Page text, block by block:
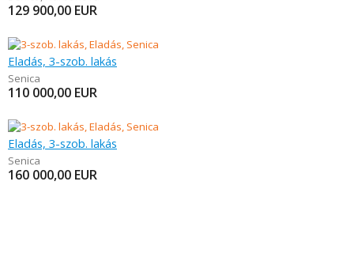
129 900,00 EUR
Eladás, 3-szob. lakás
Senica
110 000,00 EUR
Eladás, 3-szob. lakás
Senica
160 000,00 EUR